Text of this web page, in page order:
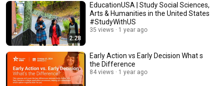
2:28
EducationUSA | Study Social Sciences,
Arts & Humanities in the United States
#StudyWithUS
35 views 1 year ago
Early Action vs Early Decision What s
the Difference
84 views 1 year ago